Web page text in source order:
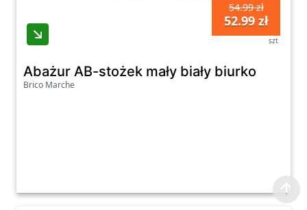
54.99 zł
52.99 zł
szt
Abażur AB-stożek mały biały biurko
Brico Marche